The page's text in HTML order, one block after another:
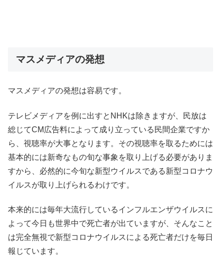
マスメディアの発想
マスメディアの発想は容易です。
テレビメディアを例に出すとNHKは除きますが、民放は
総じてCM広告料によって成り立っている民間企業ですか
ら、視聴率が大事となります。その視聴率を取るためには
基本的には新奇なもの旬な事象を取り上げる必要がありま
すから、必然的に今旬な新型ウイルスである新型コロナウ
イルスが取り上げられるわけです。
本来的には毎年大流行しているインフルエンザウイルスに
よって今日も世界中で死亡者が出ていますが、そんなこと
は完全無視で新型コロナウイルスによる死亡者だけを毎日
報じています。